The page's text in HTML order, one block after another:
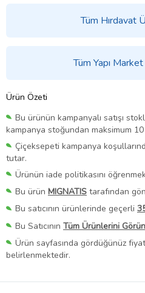
Tüm Hırdavat
Tüm Yapı
Ürün Özeti
Bu ürünün kampanyalı satışı
kampanya stoğundan maksimum
Çiçeksepeti kampanya
tutar.
Ürünün iade politikasını
Bu ürün MIGNATIS tarafından
Bu satıcının ürünlerinde geçerli
Bu Satıcının Tüm Ürünlerini
Ürün sayfasında gördüğünüz
belirlenmektedir.